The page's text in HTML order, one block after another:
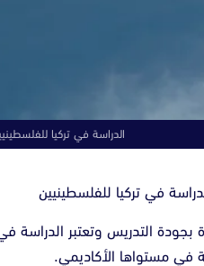
الدراسة في تركيا للفلسطينيين
في تركيا للفلسطينيين
بجودة التدريس وتعتبر الدراسة
في مستواها الأكاديمي.